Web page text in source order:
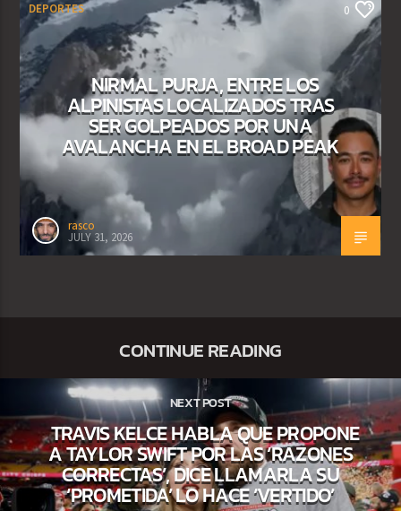
DEPORTES 0
NIRMAL PURJA, ENTRE LOS
ALPINISTAS LOCALIZADOS TRAS
SER GOLPEADOS POR UNA
AVALANCHA EN EL BROAD PEAK
rasco
JULY 31, 2026
CONTINUE READING
NEXT POST
TRAVIS KELCE HABLA QUE PROPONE
A TAYLOR SWIFT POR LAS ‘RAZONES
CORRECTAS’, DICE LLAMARLA SU
‘PROMETIDA’ LO HACE ‘VERTIDO’